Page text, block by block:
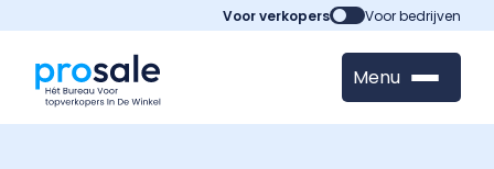
Voor verkopers Voor bedrijven
Menu